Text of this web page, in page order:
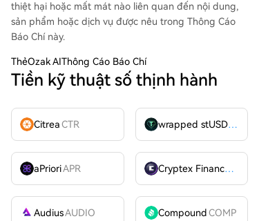
thiệt hại hoặc mất mát nào liên quan đến nội dung,
sản phẩm hoặc dịch vụ được nêu trong Thông Cáo
Báo Chí này.
ThẻOzak AIThông Cáo Báo Chí
Tiền kỹ thuật số thịnh hành
CitreaCTR wrapped stUSDT
aPrioriAPR Cryptex FinanceCTX
AudiusAUDIO CompoundCOMP